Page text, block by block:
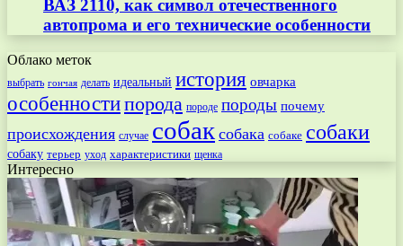
ВАЗ 2110, как символ отечественного
автопрома и его технические особенности
Облако меток
выбрать гончая делать идеальный история овчарка
особенностипорода породе породы почему
происхождения случае собак собака собаке собаки
собаку терьер уход характеристики щенка
Интересно